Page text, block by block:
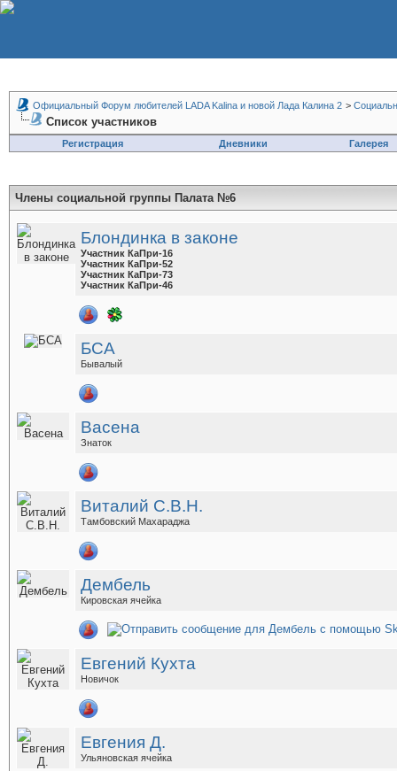
Официальный Форум любителей LADA Kalina и новой Лада Калина 2 >
Список участников
Регистрация Дневники Галерея
Члены социальной группы Палата №6
Блондинка в законе
Участник КаПри-16
Участник КаПри-52
Участник КаПри-73
Участник КаПри-46
БСА
Бывалый
Васена
Знаток
Виталий С.В.Н.
Тамбовский Махараджа
Дембель
Кировская ячейка
Евгений Кухта
Новичок
Евгения Д.
Ульяновская ячейка